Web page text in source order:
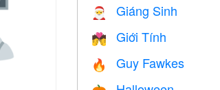
🎅 Giáng Sinh
💏 Giới Tính
🔥 Guy Fawkes